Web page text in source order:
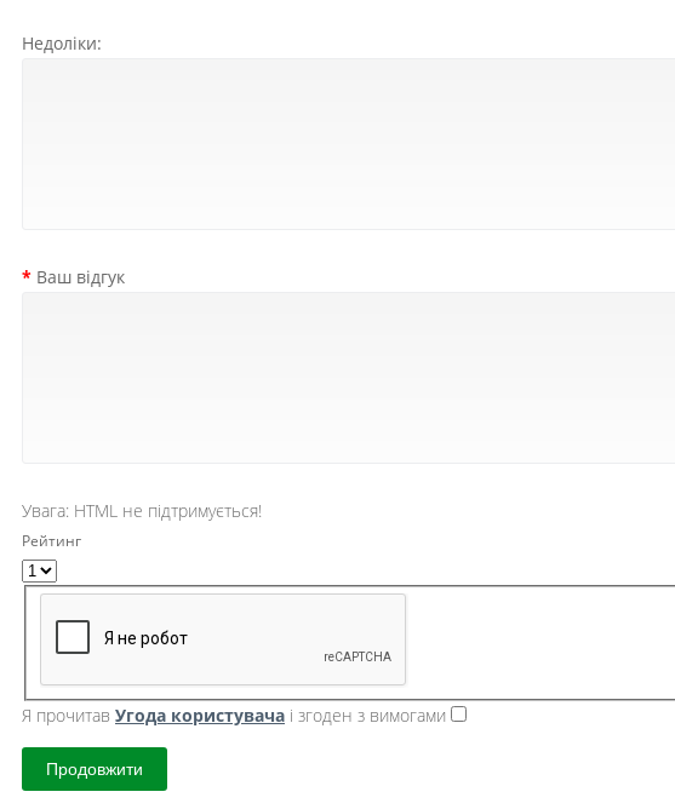
Недоліки:
Ваш відгук
Увага: HTML не підтримується!
Рейтинг
Я прочитав Угода користувача і згоден з вимогами
Продовжити